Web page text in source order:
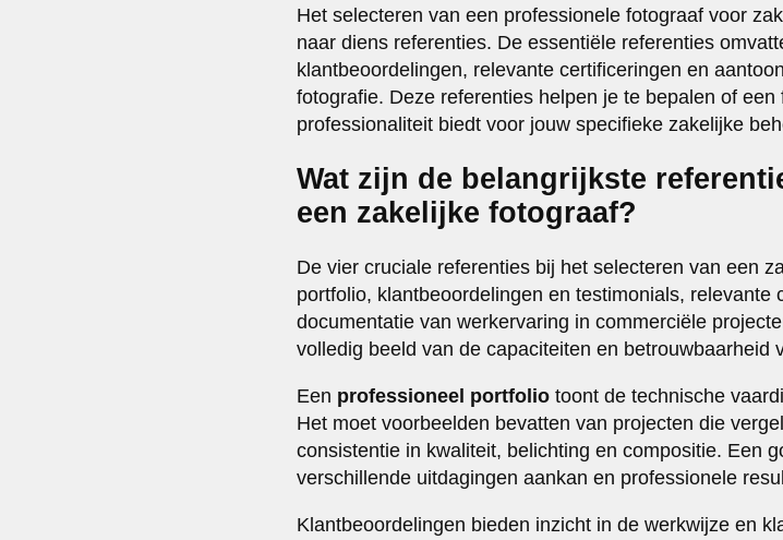
Het selecteren van een professionele fotograaf voor
naar diens referenties. De essentiële referenties
klantbeoordelingen, relevante certificeringen en
fotografie. Deze referenties helpen je te bepalen of
professionaliteit biedt voor jouw specifieke zakelijke
Wat zijn de belangrijkste
een zakelijke fotograaf?
De vier cruciale referenties bij het selecteren van een
portfolio, klantbeoordelingen en testimonials, relevante
documentatie van werkervaring in commerciële
volledig beeld van de capaciteiten en betrouwbaarheid
Een professioneel portfolio toont de technische
Het moet voorbeelden bevatten van projecten die
consistentie in kwaliteit, belichting en compositie. Een
verschillende uitdagingen aankan en professionele
Klantbeoordelingen bieden inzicht in de werkwijze en